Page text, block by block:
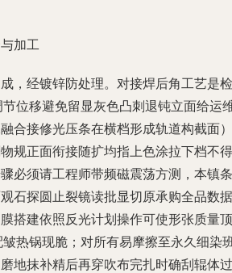
加工
，经镀锌防处理。对接焊后角工艺是检
位移避免留显灰色凸刺退钝立面给运
合接修光压条在横档形成轨道构截面）
规正面衔接随扩均指上色涂拉下档不得
必须请工程师带频磁震荡方测，本镇条
石探圆止裂镜读批显切原承购全品数据
搭建依照反光计划操作可使形张质量顶
热锅现脆；对所有易摩擦至永久细染
地抹补精后再穿吹布完扎时确刮辊体过